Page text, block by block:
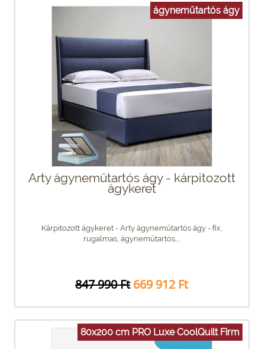
ágyneműtartós ágy
Arty ágyneműtartós ágy - kárpitozott
ágykeret
Kárpitozott ágykeret - Arty ágyneműtartós ágy - fix,
rugalmas, ágyneműtartós,...
847 990 Ft 669 912 Ft
80x200 cm PRO Luxe CoolQuilt Firm